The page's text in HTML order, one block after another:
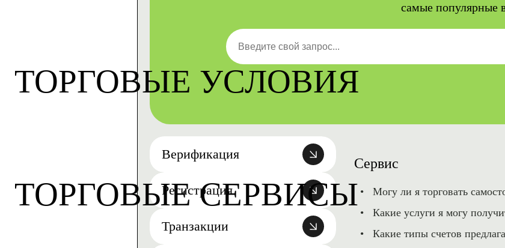
ТОРГОВЫЕ УСЛОВИЯ
ТОРГОВЫЕ СЕРВИСЫ
самые популярные
Верификация
Регистрация
Транзакции
Сервис
Могу ли я торговать
Какие услуги я могу
Какие типы счетов